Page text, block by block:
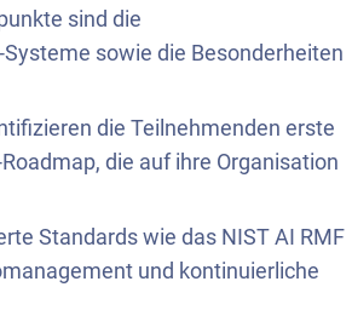
sind die
sowie die Besonderheiten
die Teilnehmenden erste
die auf ihre Organisation
Standards wie das NIST AI RMF
und kontinuierliche